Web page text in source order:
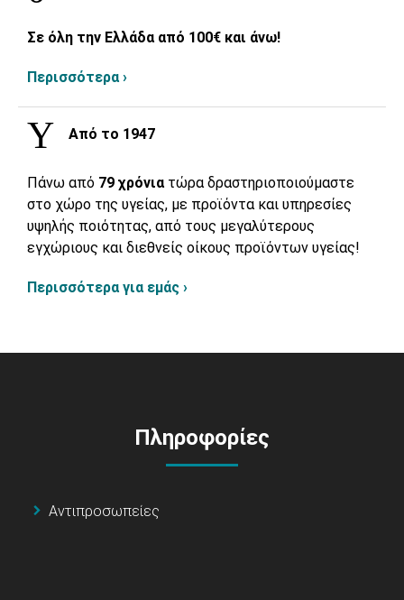
Σε όλη την Ελλάδα από 100€ και άνω!
Περισσότερα ›
Από το 1947
Πάνω από 79 χρόνια τώρα δραστηριοποιούμαστε
στο χώρο της υγείας, με προϊόντα και υπηρεσίες
υψηλής ποιότητας, από τους μεγαλύτερους
εγχώριους και διεθνείς οίκους προϊόντων υγείας!
Περισσότερα για εμάς ›
Πληροφορίες
Αντιπροσωπείες